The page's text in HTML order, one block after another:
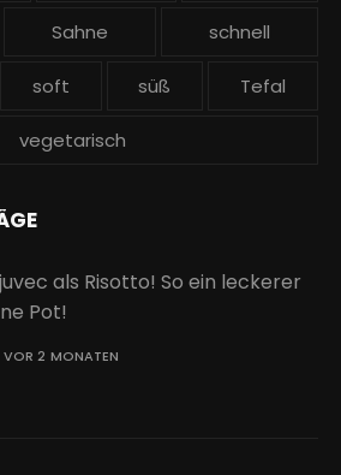
Sahne schnell
soft süß Tefal
vegetarisch
als Risotto! So ein leckerer
Pot!
VOR 2 MONATEN